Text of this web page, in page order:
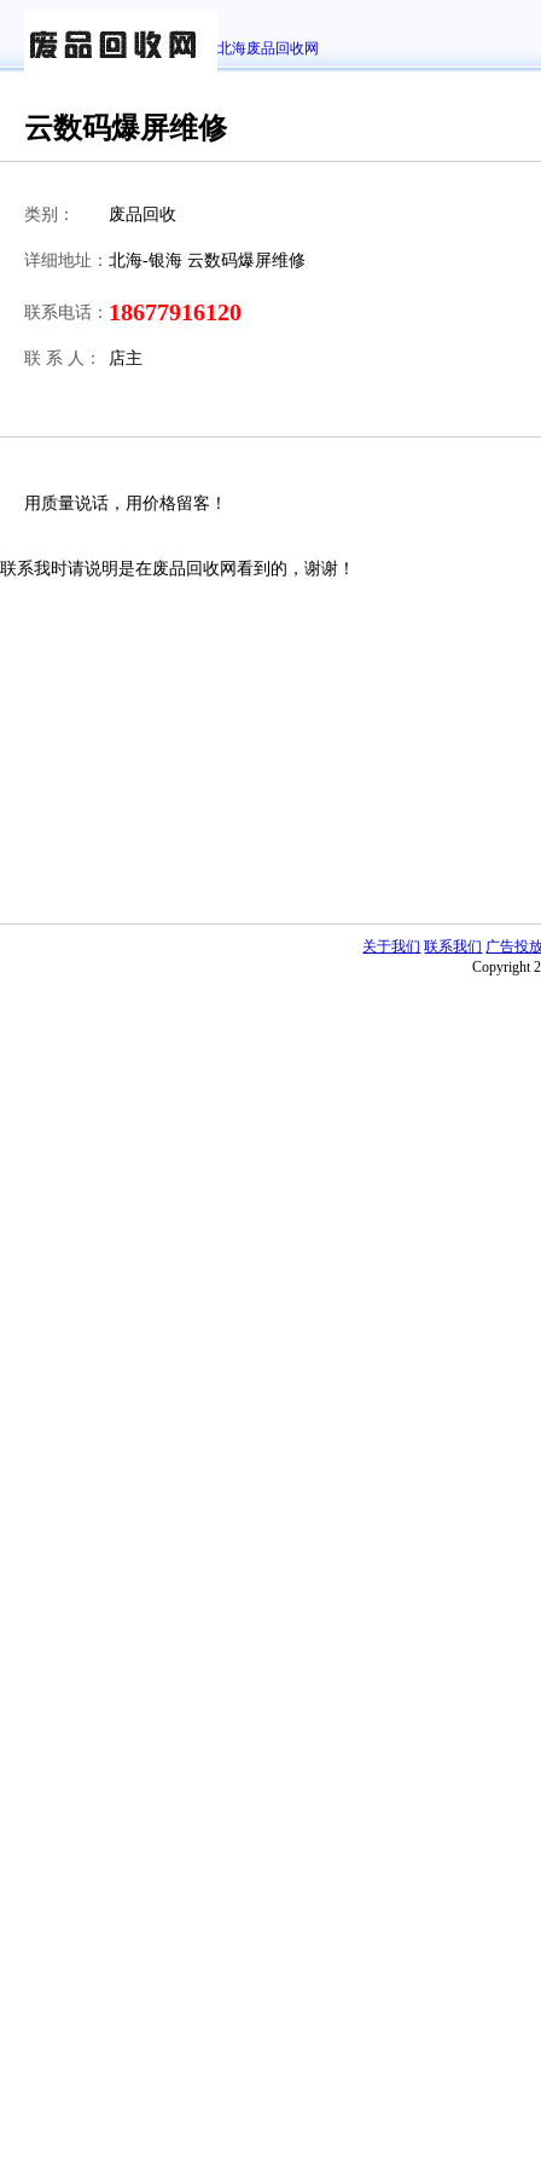
北海废品回收网
云数码爆屏维修
类别： 废品回收
详细地址： 北海-银海 云数码爆屏维修
联系电话： 18677916120
联 系 人： 店主
用质量说话，用价格留客！
联系我时请说明是在废品回收网看到的，谢谢！
关于我们 联系我们 广告投
Copyright